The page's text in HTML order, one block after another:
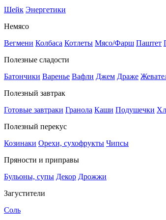
Шейк Энергетики
Немясо
Вегмени Колбаса Котлеты Мясо/Фарш Паштет
Полезные сладости
Батончики Варенье Вафли Джем Драже
Полезный завтрак
Готовые завтраки Гранола Каши Подушечки
Полезный перекус
Козинаки Орехи, сухофрукты Чипсы
Пряности и приправы
Бульоны, супы Декор Дрожжи
Загустители
Соль